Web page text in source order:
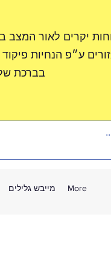
יקרים לאור המצב
ע״פ הנחיות
בברכת
מייבש גלילים More